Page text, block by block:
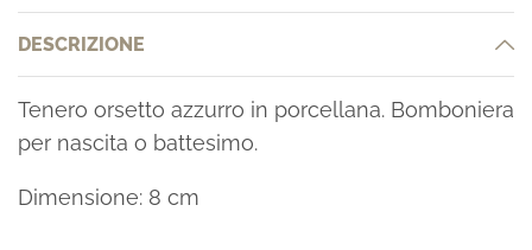
DESCRIZIONE
Tenero orsetto azzurro in porcellana. Bomboniera
per nascita o battesimo.
Dimensione: 8 cm